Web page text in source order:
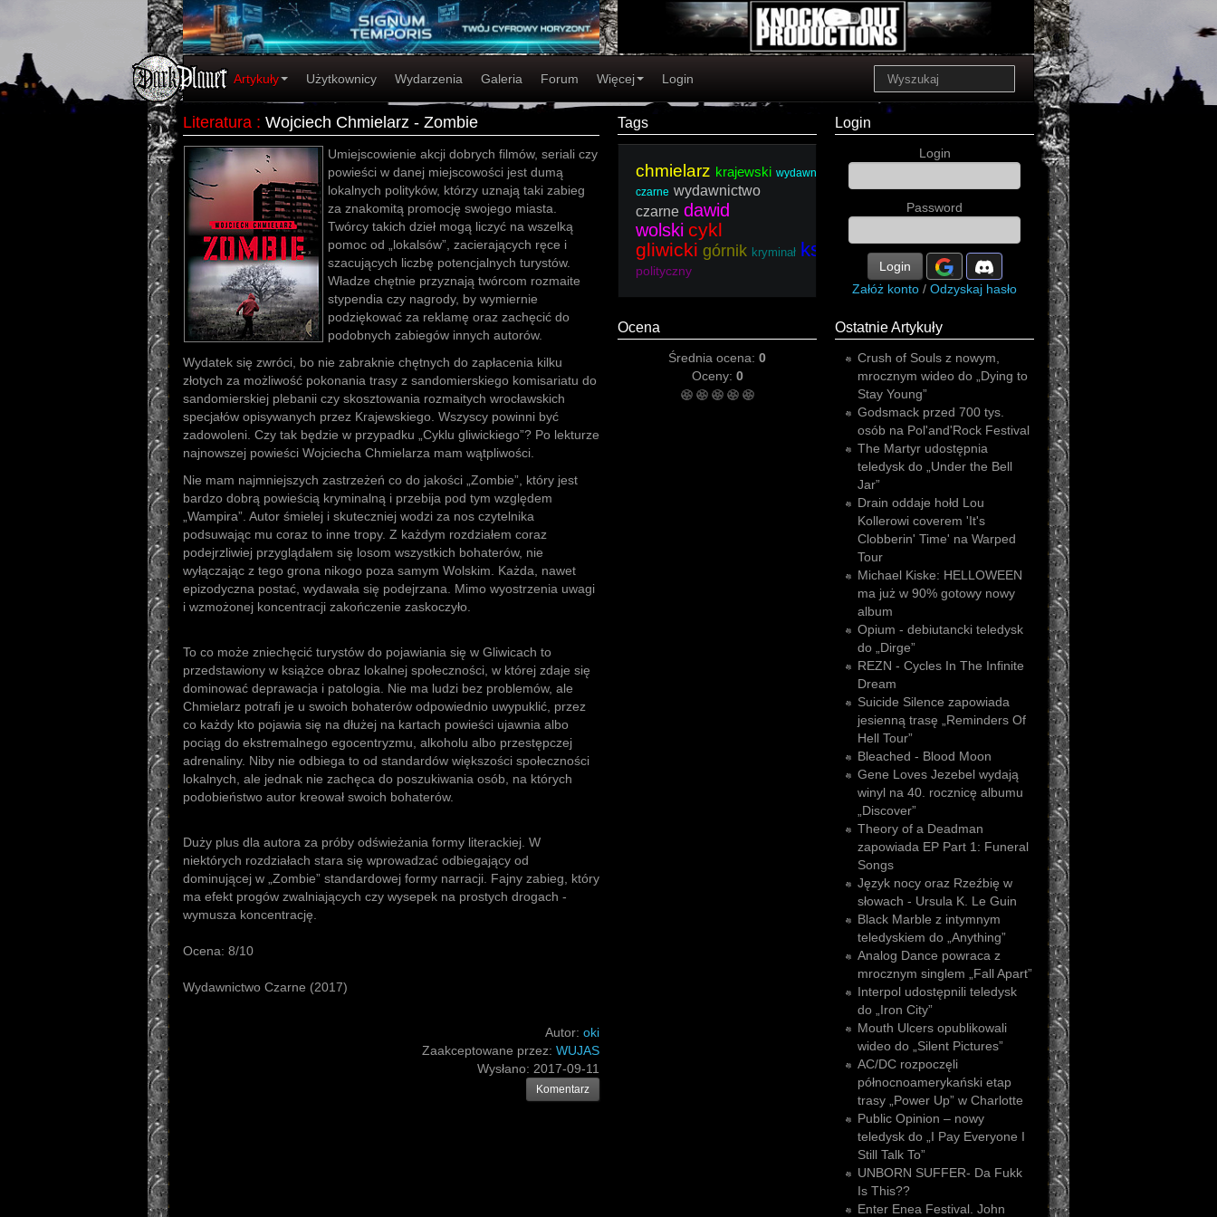
Artykuły Użytkownicy Wydarzenia Galeria Forum Więcej Login
Literatura : Wojciech Chmielarz - Zombie
Umiejscowienie akcji dobrych filmów, seriali czy
powieści w danej miejscowości jest dumą
lokalnych polityków, którzy uznają taki zabieg
za znakomitą promocję swojego miasta.
Twórcy takich dzieł mogą liczyć na wszelką
pomoc od „lokalsów”, zacierających ręce i
szacujących liczbę potencjalnych turystów.
Władze chętnie przyznają twórcom rozmaite
stypendia czy nagrody, by wymiernie
podziękować za reklamę oraz zachęcić do
podobnych zabiegów innych autorów.
Wydatek się zwróci, bo nie zabraknie chętnych do zapłacenia kilku
złotych za możliwość pokonania trasy z sandomierskiego komisariatu do
sandomierskiej plebanii czy skosztowania rozmaitych wrocławskich
specjałów opisywanych przez Krajewskiego. Wszyscy powinni być
zadowoleni. Czy tak będzie w przypadku „Cyklu gliwickiego”? Po lekturze
najnowszej powieści Wojciecha Chmielarza mam wątpliwości.
Nie mam najmniejszych zastrzeżeń co do jakości „Zombie”, który jest
bardzo dobrą powieścią kryminalną i przebija pod tym względem
„Wampira”. Autor śmielej i skuteczniej wodzi za nos czytelnika
podsuwając mu coraz to inne tropy. Z każdym rozdziałem coraz
podejrzliwiej przyglądałem się losom wszystkich bohaterów, nie
wyłączając z tego grona nikogo poza samym Wolskim. Każda, nawet
epizodyczna postać, wydawała się podejrzana. Mimo wyostrzenia uwagi
i wzmożonej koncentracji zakończenie zaskoczyło.
To co może zniechęcić turystów do pojawiania się w Gliwicach to
przedstawiony w książce obraz lokalnej społeczności, w której zdaje się
dominować deprawacja i patologia. Nie ma ludzi bez problemów, ale
Chmielarz potrafi je u swoich bohaterów odpowiednio uwypuklić, przez
co każdy kto pojawia się na dłużej na kartach powieści ujawnia albo
pociąg do ekstremalnego egocentryzmu, alkoholu albo przestępczej
adrenaliny. Niby nie odbiega to od standardów większości społeczności
lokalnych, ale jednak nie zachęca do poszukiwania osób, na których
podobieństwo autor kreował swoich bohaterów.
Duży plus dla autora za próby odświeżania formy literackiej. W
niektórych rozdziałach stara się wprowadzać odbiegający od
dominującej w „Zombie” standardowej formy narracji. Fajny zabieg, który
ma efekt progów zwalniających czy wysepek na prostych drogach -
wymusza koncentrację.
Ocena: 8/10
Wydawnictwo Czarne (2017)
Autor: oki
Zaakceptowane przez: WUJAS
Wysłano: 2017-09-11
Komentarz
Tags
chmielarz krajewski wydawnictwo
czarne wydawnictwo
czarne dawid
wolski cykl
gliwicki górnik kryminał książka wolski thriller
polityczny
Ocena
Średnia ocena: 0
Oceny: 0
Login
Login
Password
Login
Załóż konto / Odzyskaj hasło
Ostatnie Artykuły
Crush of Souls z nowym,
mrocznym wideo do „Dying to
Stay Young”
Godsmack przed 700 tys.
osób na Pol'and'Rock Festival
The Martyr udostępnia
teledysk do „Under the Bell
Jar”
Drain oddaje hołd Lou
Kollerowi coverem 'It's
Clobberin' Time' na Warped
Tour
Michael Kiske: HELLOWEEN
ma już w 90% gotowy nowy
album
Opium - debiutancki teledysk
do „Dirge”
REZN - Cycles In The Infinite
Dream
Suicide Silence zapowiada
jesienną trasę „Reminders Of
Hell Tour”
Bleached - Blood Moon
Gene Loves Jezebel wydają
winyl na 40. rocznicę albumu
„Discover”
Theory of a Deadman
zapowiada EP Part 1: Funeral
Songs
Język nocy oraz Rzeźbię w
słowach - Ursula K. Le Guin
Black Marble z intymnym
teledyskiem do „Anything”
Analog Dance powraca z
mrocznym singlem „Fall Apart”
Interpol udostępnili teledysk
do „Iron City”
Mouth Ulcers opublikowali
wideo do „Silent Pictures”
AC/DC rozpoczęli
północnoamerykański etap
trasy „Power Up” w Charlotte
Public Opinion – nowy
teledysk do „I Pay Everyone I
Still Talk To”
UNBORN SUFFER- Da Fukk
Is This??
Enter Enea Festival. John